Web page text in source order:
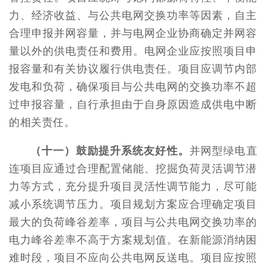
力、经济收益、与公共电网交换功率等因素，自主
合理申报并网容量，并与电网企业协商确定并网容
量以外的供电责任和费用。电网企业应按照项目申
报容量和有关协议履行供电责任。项目应调节内部
发电和负荷，确保项目与公共电网的交换功率不超
过申报容量，自行承担由于自身原因造成供电中断
的相关责任。
（十一）鼓励提升系统友好性。 并网型绿电直
连项目应通过合理配置储能、挖掘负荷灵活调节潜
力等方式，充分提升项目灵活性调节能力，尽可能
减小系统调节压力。项目规划方案应合理确定项目
最大的负荷峰谷差率，项目与公共电网交换功率的
电力峰谷差率不高于方案规划值。在新能源消纳困
难时段，项目不应向公共电网反送电。项目应按照